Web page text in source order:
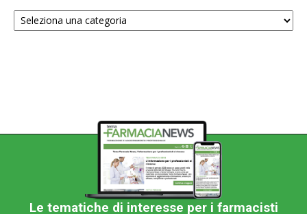
Scegli
una
Le tematiche di interesse per i farmacisti